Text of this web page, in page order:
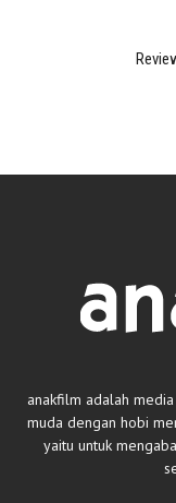
anakfilm adalah
muda dengan hobi
yaitu untuk